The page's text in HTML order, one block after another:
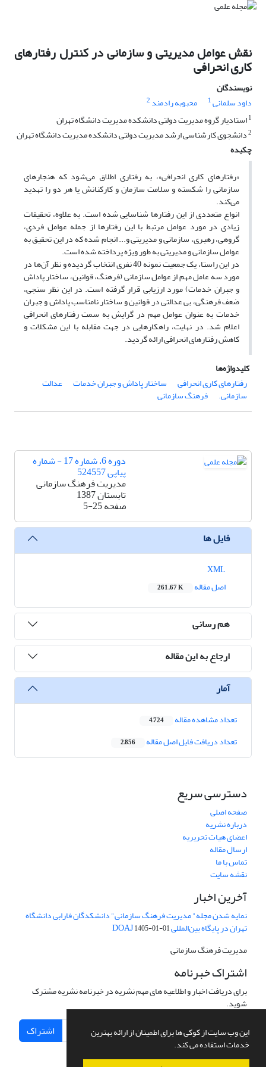
این وب سایت از کوکی ها برای اطمینان از ارائه بهترین
خدمات استفاده می کند.
نقش عوامل مدیریتی و سازمانی در کنترل رفتارهای
کاری انحرافی
نویسندگان
داود سلمانی1 محبوبه رادمند 2
1استادیار گروه مدیریت دولتی دانشکده مدیریت دانشگاه تهران
2دانشجوی کارشناسی ارشد مدیریت دولتی دانشکده مدیریت دانشگاه تهران
چکیده
«رفتارهای کاری انحرافی»، به رفتاری اطلاق می‌شود که هنجارهای
سازمانی را شکسته و سلامت سازمان و کارکنانش یا هر دو را تهدید
می‌کند.
انواع متعددی از این رفتارها شناسایی شده است. به علاوه، تحقیقات
زیادی در مورد عوامل مرتبط با این رفتارها از جمله عوامل فردی،
گروهی، رهبری، سازمانی و مدیریتی و... انجام شده که در این تحقیق به
عوامل سازمانی و مدیریتی به طور ویژه پرداخته شده است.
در این راستا، یک جمعیت نمونه 40 نفری انتخاب گردیده و نظر آن‌ها در
مورد سه عامل مهم از عوامل سازمانی (فرهنگ، قوانین، ساختار پاداش
و جبران خدمات) مورد ارزیابی قرار گرفته است. در این نظر سنجی،
ضعف فرهنگی، بی عدالتی در قوانین و ساختار نامناسب پاداش و جبران
خدمات به عنوان عوامل مهم در گرایش به سمت رفتارهای انحرافی
اعلام شد. در نهایت، راهکارهایی در جهت مقابله با این مشکلات و
کاهش رفتارهای انحرافی ارائه گردید.
کلیدواژه‌ها
رفتارهای کاری انحرافی
ساختار پاداش و جبران خدمات عدالت
سازمانی. فرهنگ سازمانی
دوره 6، شماره 17 - شماره
پیاپی 524557
مدیریت فرهنگ سازمانی
تابستان 1387
صفحه5-25
فایل ها
اصل مقاله
261.67 K
هم رسانی
ارجاع به این مقاله
آمار
تعداد مشاهده مقاله 4,724
تعداد دریافت فایل اصل مقاله 2,856
دسترسی سریع
صفحه اصلی
درباره نشریه
اعضای هیات تحریریه
ارسال مقاله
تماس با ما
نقشه سایت
آخرین اخبار
نمایه شدن مجله" مدیریت فرهنگ سازمانی" دانشکدگان فارابی دانشگاه
تهران در پایگاه بین‌المللی DOAJ1405-01-01
مدیریت فرهنگ سازمانی
اشتراک خبرنامه
برای دریافت اخبار و اطلاعیه های مهم نشریه در خبرنامه نشریه مشترک
شوید.
اشتراک